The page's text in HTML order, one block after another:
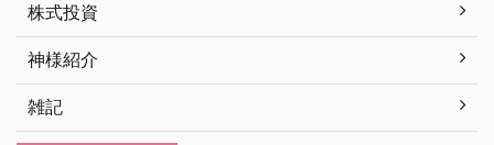
株式投資
神様紹介
雑記